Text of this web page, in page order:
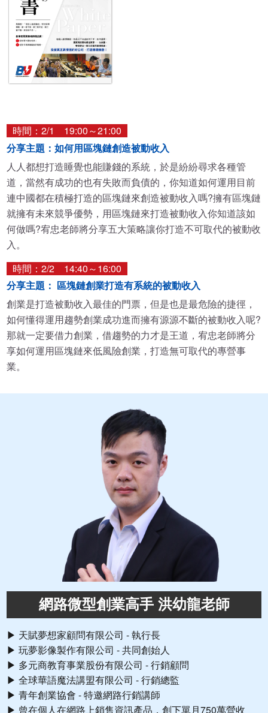
時間：2/1 19:00～21:00
分享主題：如何用區塊鏈創造被動收入
人人都想打造睡覺也能賺錢的系統，於是紛紛尋求各種管
道，當然有成功的也有失敗而負債的，你知道如何運用目前
連中國都在積極打造的區塊鏈來創造被動收入嗎?擁有區塊鏈
就擁有未來競爭優勢，用區塊鏈來打造被動收入你知道該如
何做嗎?宥忠老師將分享五大策略讓你打造不可取代的被動收
入。
時間：2/2 14:40～16:00
分享主題： 區塊鏈創業打造有系統的被動收入
創業是打造被動收入最佳的門票，但是也是最危險的捷徑，
如何懂得運用趨勢創業成功進而擁有源源不斷的被動收入呢?
那就一定要借力創業，借趨勢的力才是王道，宥忠老師將分
享如何運用區塊鏈來低風險創業，打造無可取代的專營事
業。
網路微型創業高手 洪幼龍老師
▶ 天賦夢想家顧問有限公司 - 執行長
▶ 玩夢影像製作有限公司 - 共同創始人
▶ 多元商教育事業股份有限公司 - 行銷顧問
▶ 全球華語魔法講盟有限公司 - 行銷總監
▶ 青年創業協會 - 特邀網路行銷講師
▶ 曾在個人在網路上銷售資訊產品，創下單月750萬營收